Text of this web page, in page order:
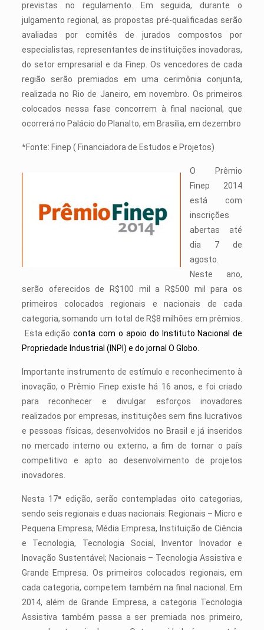
previstas no regulamento. Em seguida, durante o
julgamento regional, as propostas pré-qualificadas serão
avaliadas por comitês de jurados compostos por
especialistas, representantes de instituições inovadoras,
do setor empresarial e da Finep. Os vencedores de cada
região serão premiados em uma cerimônia conjunta,
realizada no Rio de Janeiro, em novembro. Os primeiros
colocados nessa fase concorrem à final nacional, que
ocorrerá no Palácio do Planalto, em Brasília, em dezembro
*Fonte: Finep ( Financiadora de Estudos e Projetos)
O Prêmio
Finep 2014
está com
inscrições
abertas até
dia 7 de
agosto.
Neste ano,
serão oferecidos de R$100 mil a R$500 mil para os
primeiros colocados regionais e nacionais de cada
categoria, somando um total de R$8 milhões em prêmios.
Esta ediçãoconta com o apoio do Instituto Nacional de
Propriedade Industrial (INPI) e do jornal O Globo.
Importante instrumento de estímulo e reconhecimento à
inovação, o Prêmio Finep existe há 16 anos, e foi criado
para reconhecer e divulgar esforços inovadores
realizados por empresas, instituições sem fins lucrativos
e pessoas físicas, desenvolvidos no Brasil e já inseridos
no mercado interno ou externo, a fim de tornar o país
competitivo e apto ao desenvolvimento de projetos
inovadores.
Nesta 17ª edição, serão contempladas oito categorias,
sendo seis regionais e duas nacionais: Regionais – Micro e
Pequena Empresa, Média Empresa, Instituição de Ciência
e Tecnologia, Tecnologia Social, Inventor Inovador e
Inovação Sustentável; Nacionais – Tecnologia Assistiva e
Grande Empresa. Os primeiros colocados regionais, em
cada categoria, competem também na final nacional. Em
2014, além de Grande Empresa, a categoria Tecnologia
Assistiva também passa a ser premiada nos primeiro,